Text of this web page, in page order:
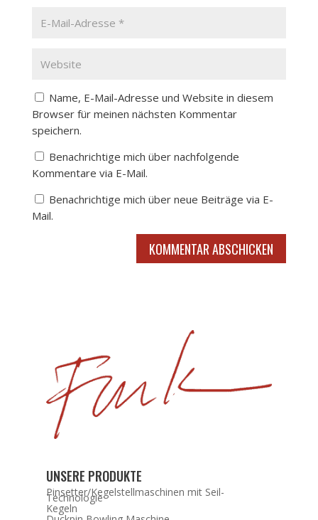
Name, E-Mail-Adresse und Website in diesem
Browser für meinen nächsten Kommentar
speichern.
Benachrichtige mich über nachfolgende
Kommentare via E-Mail.
Benachrichtige mich über neue Beiträge via E-
Mail.
KOMMENTAR ABSCHICKEN
UNSERE PRODUKTE
Pinsetter/Kegelstellmaschinen mit Seil-
Technologie
Kegeln